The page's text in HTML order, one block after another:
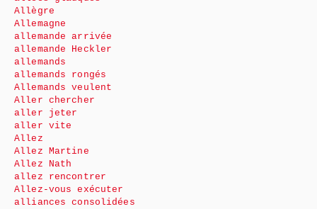
Allègre
Allemagne
allemande arrivée
allemande Heckler
allemands
allemands rongés
Allemands veulent
Aller chercher
aller jeter
aller vite
Allez
Allez Martine
Allez Nath
allez rencontrer
Allez-vous exécuter
alliances consolidées